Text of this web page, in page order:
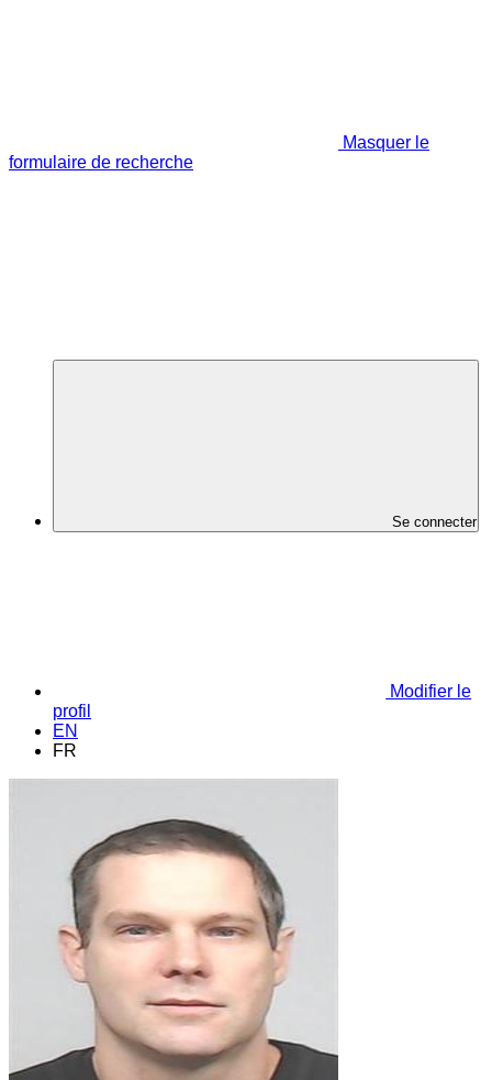
Masquer le
formulaire de recherche
Se connecter
Modifier le
profil
EN
FR